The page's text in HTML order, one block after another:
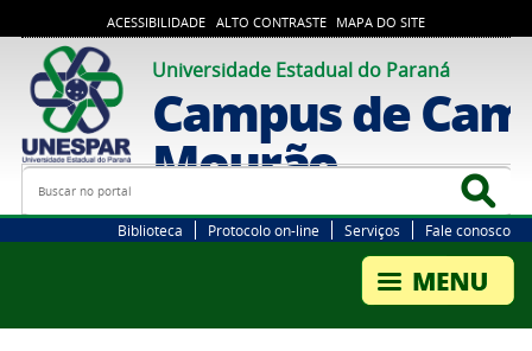
ACESSIBILIDADE ALTO CONTRASTE MAPA DO SITE
Universidade Estadual do Paraná
Campus de
Mourão
Busca
Biblioteca Protocolo on-line Serviços Fale conosco